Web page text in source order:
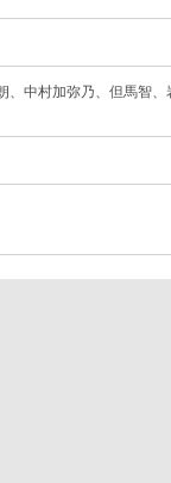
、中村加弥乃、但馬智、